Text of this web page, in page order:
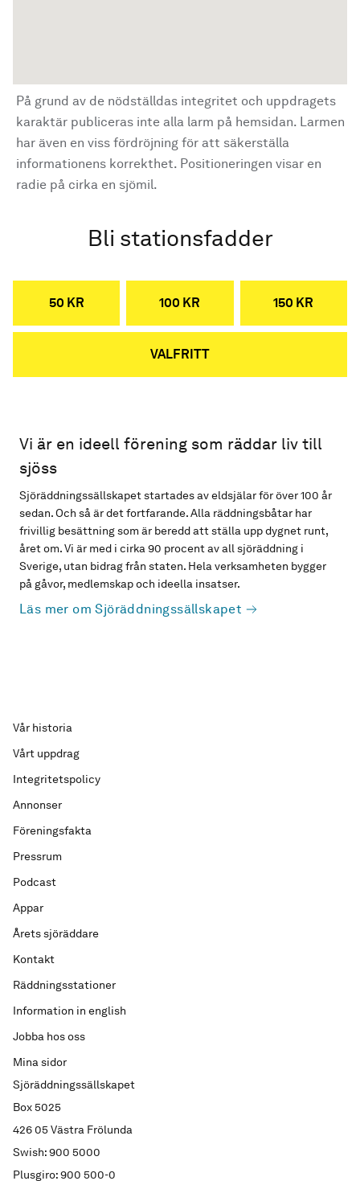
På grund av de nödställdas integritet och uppdragets
karaktär publiceras inte alla larm på hemsidan. Larmen
har även en viss fördröjning för att säkerställa
informationens korrekthet. Positioneringen visar en
radie på cirka en sjömil.
Bli stationsfadder
50 KR 100 KR 150 KR
VALFRITT
Vi är en ideell förening som räddar liv till
sjöss
Sjöräddningssällskapet startades av eldsjälar för över 100 år
sedan. Och så är det fortfarande. Alla räddningsbåtar har
frivillig besättning som är beredd att ställa upp dygnet runt,
året om. Vi är med i cirka 90 procent av all sjöräddning i
Sverige, utan bidrag från staten. Hela verksamheten bygger
på gåvor, medlemskap och ideella insatser.
Läs mer om Sjöräddningssällskapet
Sjöräddningssällskapet
Box 5025
426 05 Västra Frölunda
Swish: 900 5000
Plusgiro: 900 500-0
Vår historia
Vårt uppdrag
Integritetspolicy
Annonser
Föreningsfakta
Pressrum
Podcast
Appar
Årets sjöräddare
Kontakt
Räddningsstationer
Information in english
Jobba hos oss
Mina sidor